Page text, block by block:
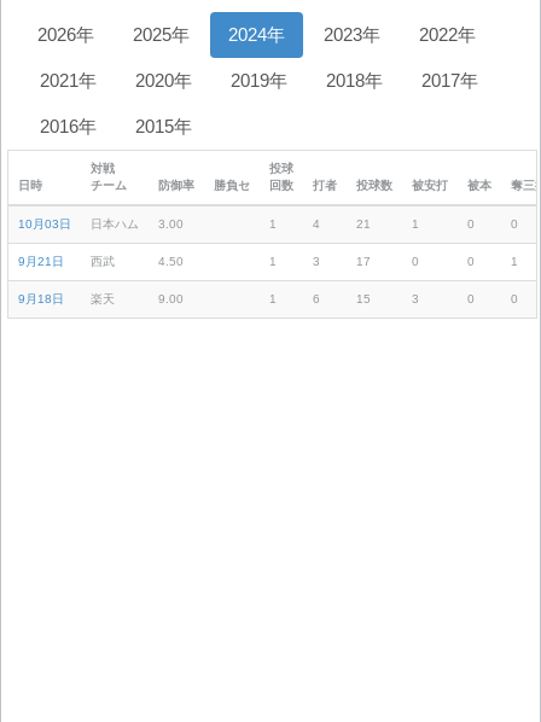
2026年 2025年 2024年 2023年 2022年
2021年 2020年 2019年 2018年 2017年
2016年 2015年
日時
対戦
チーム
防御率 勝負セ
投球
回数
打者 投球数 被安打 被本 奪三
10月03日 日本ハム 3.00 1 4 21 1 0 0
9月21日 西武 4.50 1 3 17 0 0 1
9月18日 楽天 9.00 1 6 15 3 0 0